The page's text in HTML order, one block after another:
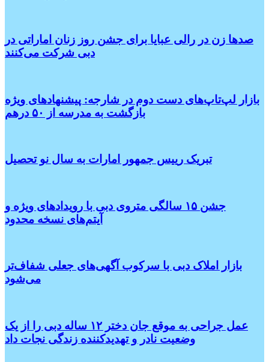
صدها زن در رالی عبایا برای جشن روز زنان اماراتی در
دبی شرکت می‌کنند
بازار لپ‌تاپ‌های دست دوم در شارجه: پیشنهادهای ویژه
بازگشت به مدرسه از ۵۰ درهم
تبریک رییس جمهور امارات به سال نو تحصیل
جشن ۱۵ سالگی متروی دبی با رویدادهای ویژه و
آیتم‌های نسخه محدود
بازار املاک دبی با سرکوب آگهی‌های جعلی شفاف‌تر
می‌شود
عمل جراحی به موقع جان دختر ۱۲ ساله دبی را از یک
وضعیت نادر و تهدیدکننده زندگی نجات داد